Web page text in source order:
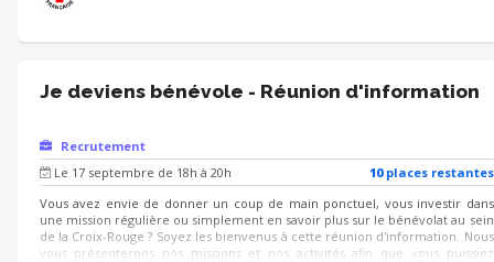
Je deviens bénévole - Réunion d'information
Recrutement
Le 17 septembre de 18h à 20h
10placesrestantes
Vous avez envie de donner un coup de main ponctuel, vous investir dans
une mission régulière ou simplement en savoir plus sur le bénévolat au sein
de la Croix-Rouge ? Soyez les bienvenus à cette réunion d'information. Nous
vous présenterons nos missions et nos activités afin que vous puissiez